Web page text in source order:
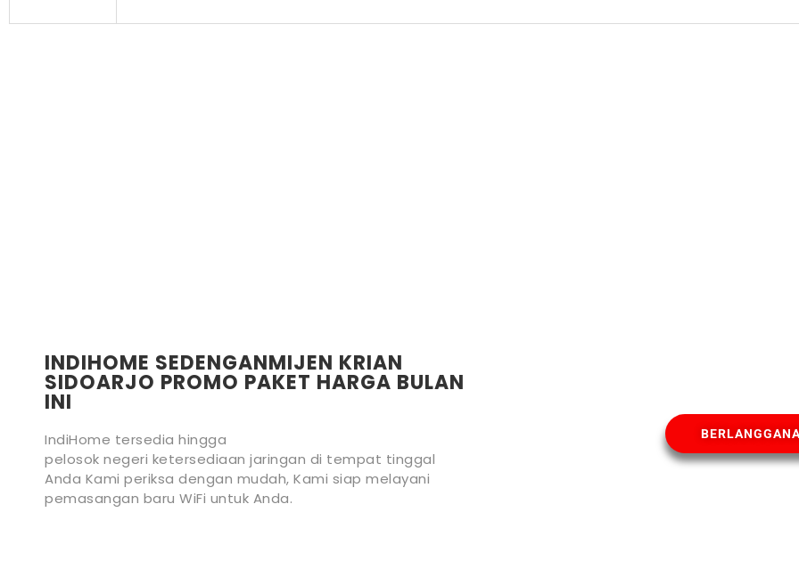
INDIHOME SEDENGANMIJEN KRIAN
SIDOARJO PROMO PAKET HARGA BULAN
INI
IndiHome tersedia hingga
pelosok negeri ketersediaan jaringan di tempat tinggal
Anda Kami periksa dengan mudah, Kami siap melayani
pemasangan baru WiFi untuk Anda.